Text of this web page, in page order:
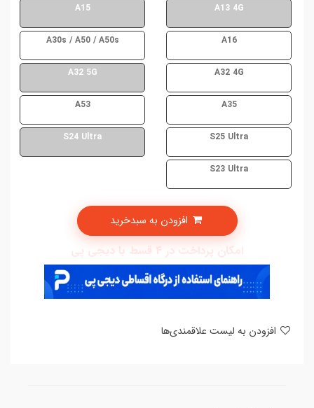
A13 4G
A15
A16
A30s / A50 / A50s
A32 4G
A32 5G
A35
A53
S25 Ultra
S24 Ultra
S23 Ultra
امکان پرداخت در 4 قسط با دیجی پی